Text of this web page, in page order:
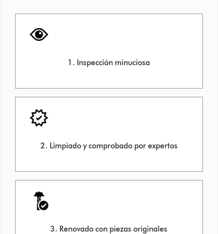
1. Inspección minuciosa
2. Limpiado y comprobado por expertos
3. Renovado con piezas originales